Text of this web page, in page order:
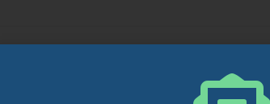
feux en accueillant une matinée
référente du dispositif 100% AVEC.